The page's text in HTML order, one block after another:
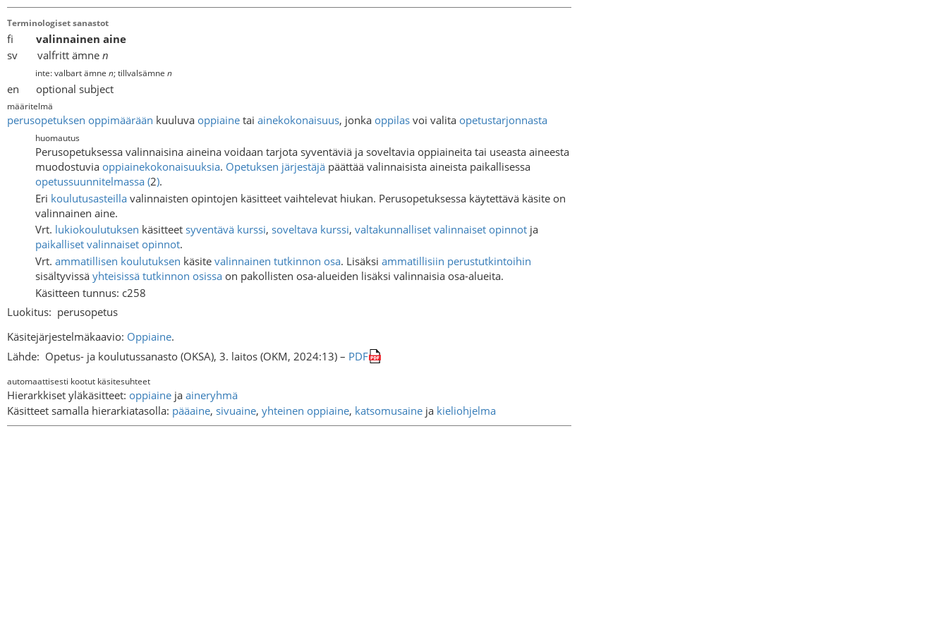
Terminologiset sanastot
fi valinnainen aine
sv valfritt ämne n
inte: valbart ämne n; tillvalsämne n
en optional subject
määritelmä
perusopetuksen oppimäärään kuuluva oppiaine tai ainekokonaisuus, jonka oppilas voi valita opetustarjonnasta
huomautus
Perusopetuksessa valinnaisina aineina voidaan tarjota syventäviä ja soveltavia oppiaineita tai useasta aineesta
muodostuvia oppiainekokonaisuuksia. Opetuksen järjestäjä päättää valinnaisista aineista paikallisessa
opetussuunnitelmassa (2).
Eri koulutusasteilla valinnaisten opintojen käsitteet vaihtelevat hiukan. Perusopetuksessa käytettävä käsite on
valinnainen aine.
Vrt. lukiokoulutuksen käsitteet syventävä kurssi, soveltava kurssi, valtakunnalliset valinnaiset opinnot ja
paikalliset valinnaiset opinnot.
Vrt. ammatillisen koulutuksen käsite valinnainen tutkinnon osa. Lisäksi ammatillisiin perustutkintoihin
sisältyvissä yhteisissä tutkinnon osissa on pakollisten osa-alueiden lisäksi valinnaisia osa-alueita.
Käsitteen tunnus: c258
Luokitus: perusopetus
Käsitejärjestelmäkaavio: Oppiaine.
Lähde: Opetus- ja koulutussanasto (OKSA), 3. laitos (OKM, 2024:13) – PDF
automaattisesti kootut käsitesuhteet
Hierarkkiset yläkäsitteet: oppiaine ja aineryhmä
Käsitteet samalla hierarkiatasolla: pääaine, sivuaine, yhteinen oppiaine, katsomusaine ja kieliohjelma